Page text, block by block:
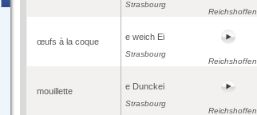
Strasbourg
Reichshoffen
œufs à la coque e weich Ei
Strasbourg
Reichshoffen
mouillette e Dunckei
Strasbourg
Reichshoffen